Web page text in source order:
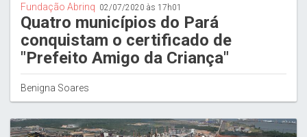
Fundação Abrinq 02/07/2020 às 17h01
Quatro municípios do Pará
conquistam o certificado de
"Prefeito Amigo da Criança"
Benigna Soares